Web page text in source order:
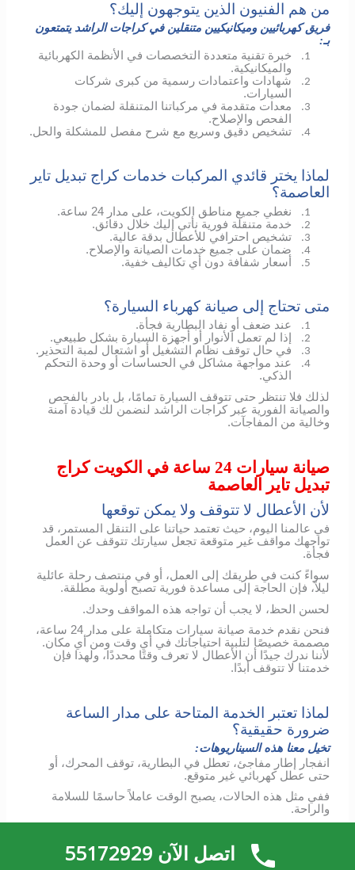
من هم الفنيون الذين يتوجهون إليك؟
فريق كهربائيين وميكانيكيين متنقلين في كراجات الراشد يتمتعون
بـ:
1.
خبرة تقنية متعددة التخصصات في الأنظمة الكهربائية
والميكانيكية.
2.
شهادات واعتمادات رسمية من كبرى شركات
السيارات.
3.
معدات متقدمة في مركباتنا المتنقلة لضمان جودة
الفحص والإصلاح.
4. تشخيص دقيق وسريع مع شرح مفصل للمشكلة والحل.
لماذا يختر قائدي المركبات خدمات كراج تبديل تاير
العاصمة؟
1. نغطي جميع مناطق الكويت، على مدار 24 ساعة.
2. خدمة متنقلة فورية نأتي إليك خلال دقائق.
3. تشخيص احترافي للأعطال بدقة عالية.
4. ضمان على جميع خدمات الصيانة والإصلاح.
5. أسعار شفافة دون أي تكاليف خفية.
متى تحتاج إلى صيانة كهرباء السيارة؟
1. عند ضعف أو نفاد البطارية فجأة.
2. إذا لم تعمل الأنوار أو أجهزة السيارة بشكل طبيعي.
3. في حال توقف نظام التشغيل أو اشتعال لمبة التحذير.
4.
عند مواجهة مشاكل في الحساسات أو وحدة التحكم
الذكي.
لذلك فلا تنتظر حتى تتوقف السيارة تمامًا، بل بادر بالفحص
والصيانة الفورية عبر كراجات الراشد لنضمن لك قيادة آمنة
وخالية من المفاجآت.
صيانة سيارات 24 ساعة في الكويت كراج
تبديل تاير العاصمة
لأن الأعطال لا تتوقف ولا يمكن توقعها
في عالمنا اليوم، حيث تعتمد حياتنا على التنقل المستمر، قد
تواجهك مواقف غير متوقعة تجعل سيارتك تتوقف عن العمل
فجأة.
سواءً كنت في طريقك إلى العمل، أو في منتصف رحلة عائلية
ليلاً، فإن الحاجة إلى مساعدة فورية تصبح أولوية مطلقة.
لحسن الحظ، لا يجب أن تواجه هذه المواقف وحدك.
فنحن نقدم خدمة صيانة سيارات متكاملة على مدار 24 ساعة،
مصممة خصيصًا لتلبية احتياجاتك في أي وقت ومن أي مكان.
لأننا ندرك جيدًا أن الأعطال لا تعرف وقتًا محددًا، ولهذا فإن
خدمتنا لا تتوقف أبدًا.
لماذا تعتبر الخدمة المتاحة على مدار الساعة
ضرورة حقيقية؟
تخيل معنا هذه السيناريوهات:
انفجار إطار مفاجئ، تعطل في البطارية، توقف المحرك، أو
حتى عطل كهربائي غير متوقع.
ففي مثل هذه الحالات، يصبح الوقت عاملاً حاسمًا للسلامة
والراحة.
الموقع مرة أخرى.
كما أن فريقنا المختص يغطي جميع مناطق الكويت على مدار
اتصل الآن 55172929